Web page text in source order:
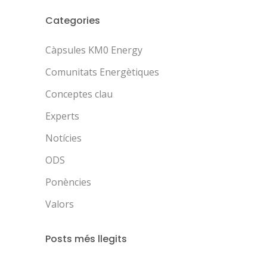
Categories
Càpsules KM0 Energy
Comunitats Energètiques
Conceptes clau
Experts
Notícies
ODS
Ponències
Valors
Posts més llegits